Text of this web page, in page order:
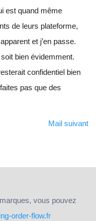
est quand même
de leurs plateforme,
et j’en passe.
bien évidemment.
confidentiel bien
pas que des
Mail suivant
vous pouvez
order-flow.fr